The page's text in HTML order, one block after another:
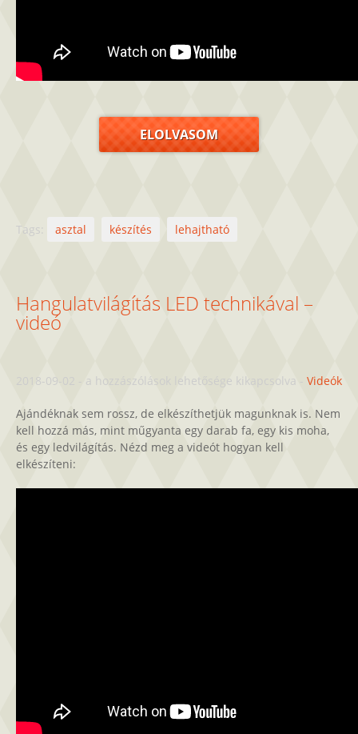
ELOLVASOM
Tags: asztal készítés lehajtható
Hangulatvilágítás LED technikával –
videó
2018-09-02
Hangulatvilágítás
technikával
–
videó
a hozzászólások lehetősége kikapcsolva Videók
Ajándéknak sem rossz, de elkészíthetjük magunknak is. Nem
kell hozzá más, mint műgyanta egy darab fa, egy kis moha,
és egy ledvilágítás. Nézd meg a videót hogyan kell
elkészíteni: